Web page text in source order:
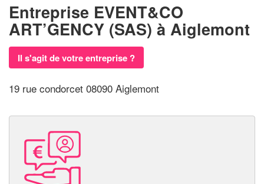
Entreprise EVENT&CO
ART’GENCY (SAS) à Aiglemont
Il s'agit de votre entreprise ?
19 rue condorcet 08090 Aiglemont